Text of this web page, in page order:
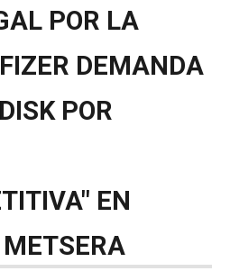
POR LA
DEMANDA
POR
EN
METSERA